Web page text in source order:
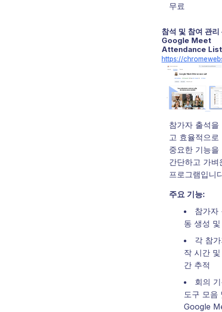
무료
참석 및 참여 관리
Google Meet
Attendance List
https://
참가자 출석을
고 효율적으로
중요한 기능을
간단하고 가벼
프로그램입니
주요 기능:
참가자
동 생성
각 참
작 시간
간 추적
회의
도구 모음
Google